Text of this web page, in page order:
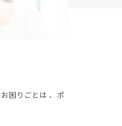
困りごとは 、ポ